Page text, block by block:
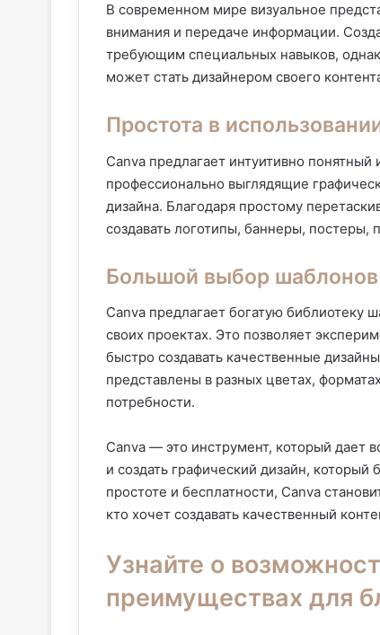
В современном мире визуальное
внимания и передаче информации.
требующим специальных навыков,
может стать дизайнером своего
Простота в
Canva предлагает интуитивно
профессионально выглядящие
дизайна. Благодаря простому
создавать логотипы, баннеры, постеры,
Большой выбор
Canva предлагает богатую библиотеку
своих проектах. Это позволяет
быстро создавать качественные
представлены в разных цветах,
потребности.
Canva — это инструмент, который дает
и создать графический дизайн, который
простоте и бесплатности, Canva
кто хочет создавать качественный
Узнайте о
преимуществах для